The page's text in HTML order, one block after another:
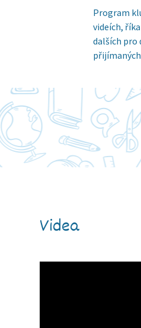
Program
videích,
dalších pro
Videa